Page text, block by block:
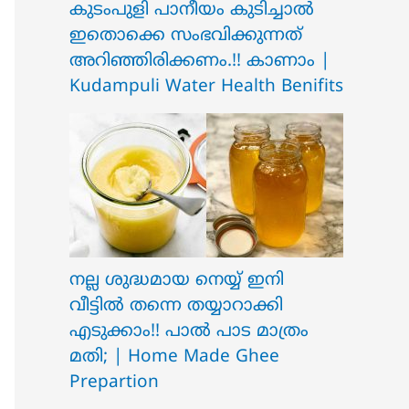
ക‍ു‌ടംപുളി പാനീയം കുടിച്ചാൽ
ഇതൊക്കെ സംഭവിക്കുന്നത്
അറിഞ്ഞിരിക്കണം.!! കാണാം |
Kudampuli Water Health Benifits
നല്ല ശുദ്ധമായ നെയ്യ് ഇനി
വീട്ടിൽ തന്നെ തയ്യാറാക്കി
എടുക്കാം!! പാൽ പാട മാത്രം
മതി; | Home Made Ghee
Prepartion